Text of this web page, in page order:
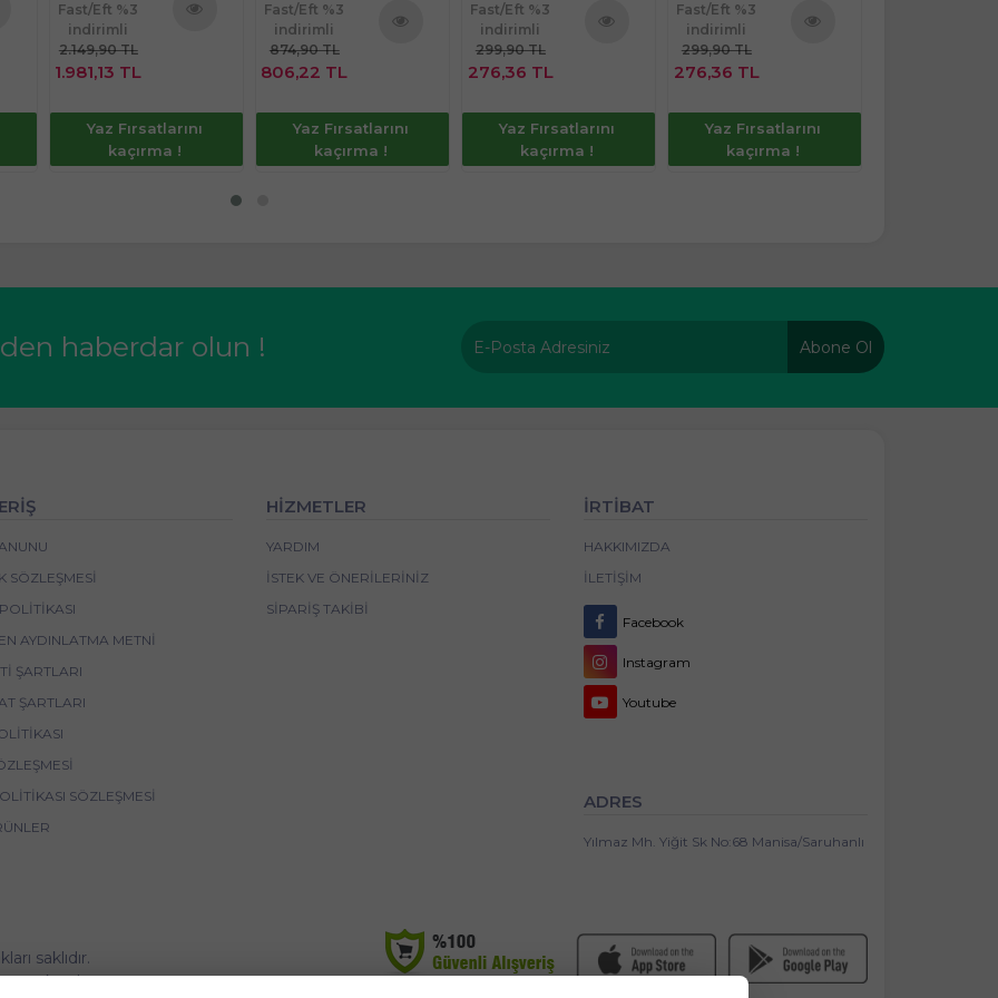
Fast/Eft %3
indirimli
2.149,90 TL
1.981,13 TL
Yaz Fırsatlarını
kaçırma !
Fast/Eft %3
indirimli
874,90 TL
806,22 TL
Yaz Fırsatlarını
kaçırma !
Fast/Eft %3
indirimli
299,90 TL
276,36 TL
Yaz Fırsatlarını
kaçırma !
Fast/Eft %3
indirimli
299,90 TL
276,36 TL
Yaz Fırsatlarını
kaçırma !
haberdar olun ! Abone Ol
SÖZLEŞMESI
AYDINLATMA METNI
ŞARTLARI
ŞARTLARI
SÖZLEŞMESI
HİZMETLER
YARDIM
İSTEK VE ÖNERILERINIZ
SIPARIŞ TAKIBI
İRTİBAT
HAKKIMIZDA
İLETIŞIM
Facebook
Instagram
Youtube
ADRES
Yılmaz Mh. Yiğit Sk No:68 Manisa/Saruhanlı
saklıdır.